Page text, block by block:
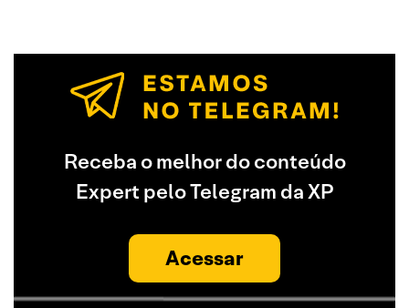
Receba o melhor do conteúdo
Expert pelo Telegram da XP
Acessar